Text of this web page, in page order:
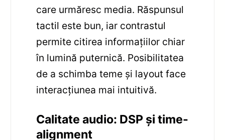
care urmăresc media. Răspunsul
tactil este bun, iar contrastul
permite citirea informațiilor chiar
în lumină puternică. Posibilitatea
de a schimba teme și layout face
interacțiunea mai intuitivă.
Calitate audio: DSP și time-
alignment